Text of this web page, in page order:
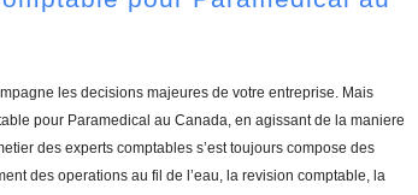
les decisions majeures de votre entreprise. Mais
pour Paramedical au Canada, en agissant de la maniere
des experts comptables s’est toujours compose des
des operations au fil de l’eau, la revision comptable, la